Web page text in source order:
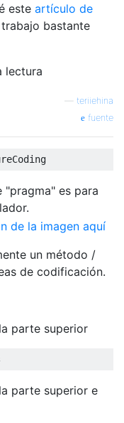
este artículo de
bastante
lectura
teriiehina
fuente
es para
un método /
de codificación.
parte superior
parte superior e